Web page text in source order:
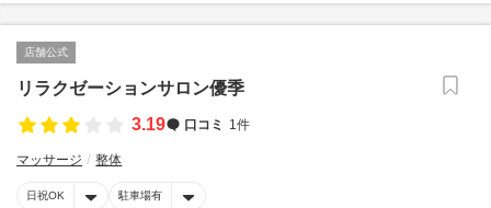
店舗公式
リラクゼーションサロン優季
3.19
口コミ 1件
マッサージ 整体
日祝OK 駐車場有